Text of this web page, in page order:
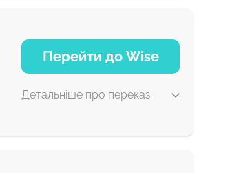
30 хв
Перейти до Wise
Детальніше про переказ